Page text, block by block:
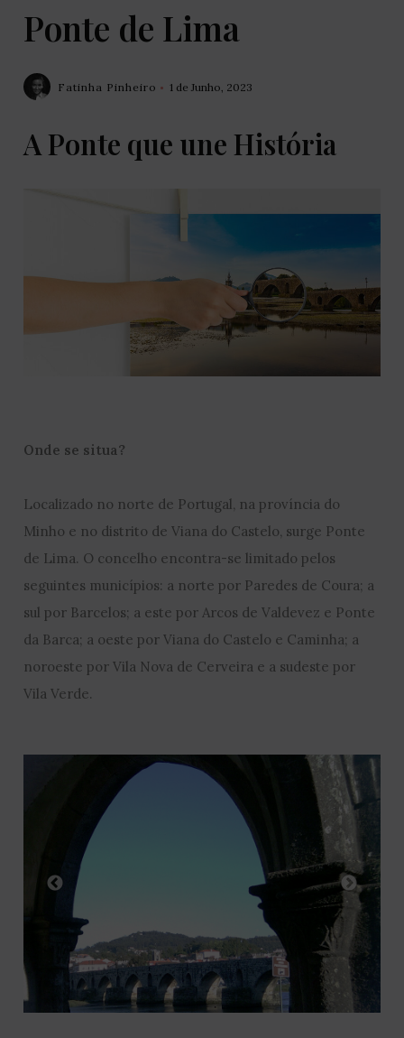
Ponte de Lima
Fatinha Pinheiro 1 de Junho, 2023
A Ponte que une História
Onde se situa?
Localizado no norte de Portugal, na província do
Minho e no distrito de Viana do Castelo, surge Ponte
de Lima. O concelho encontra-se limitado pelos
seguintes municípios: a norte por Paredes de Coura; a
sul por Barcelos; a este por Arcos de Valdevez e Ponte
da Barca; a oeste por Viana do Castelo e Caminha; a
noroeste por Vila Nova de Cerveira e a sudeste por
Vila Verde.